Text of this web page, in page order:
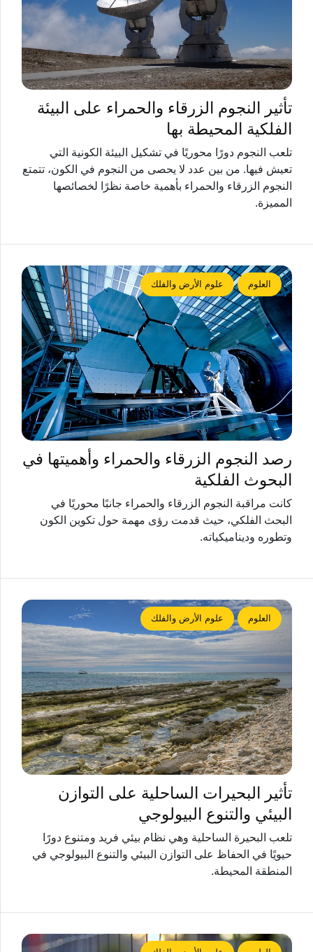
تأثير النجوم الزرقاء والحمراء على البيئة
الفلكية المحيطة بها
تلعب النجوم دورًا محوريًا في تشكيل البيئة الكونية التي
تعيش فيها. من بين عدد لا يحصى من النجوم في الكون، تتمتع
النجوم الزرقاء والحمراء بأهمية خاصة نظرًا لخصائصها
المميزة.
العلوم علوم الأرض والفلك
رصد النجوم الزرقاء والحمراء وأهميتها في
البحوث الفلكية
كانت مراقبة النجوم الزرقاء والحمراء جانبًا محوريًا في
البحث الفلكي، حيث قدمت رؤى مهمة حول تكوين الكون
وتطوره وديناميكياته.
العلوم علوم الأرض والفلك
تأثير البحيرات الساحلية على التوازن
البيئي والتنوع البيولوجي
تلعب البحيرة الساحلية وهي نظام بيئي فريد ومتنوع دورًا
حيويًا في الحفاظ على التوازن البيئي والتنوع البيولوجي في
المنطقة المحيطة.